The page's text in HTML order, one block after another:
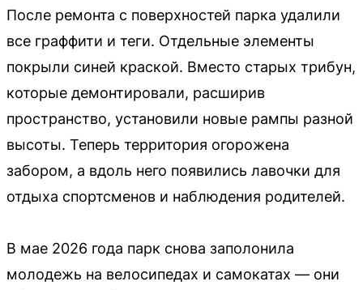
После ремонта с поверхностей парка удалили
все граффити и теги. Отдельные элементы
покрыли синей краской. Вместо старых трибун,
которые демонтировали, расширив
пространство, установили новые рампы разной
высоты. Теперь территория огорожена
забором, а вдоль него появились лавочки для
отдыха спортсменов и наблюдения родителей.
В мае 2026 года парк снова заполонила
молодежь на велосипедах и самокатах — они